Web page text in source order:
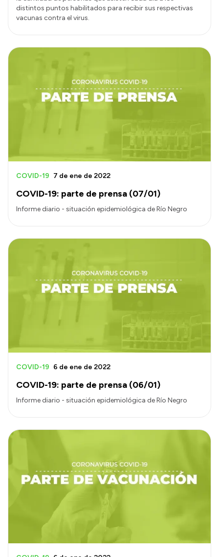
distintos puntos habilitados para recibir sus respectivas
vacunas contra el virus.
COVID-19: parte de prensa (07/01)
COVID-19 7 de ene de 2022
Informe diario - situación epidemiológica de Río Negro
COVID-19: parte de prensa (06/01)
COVID-19 6 de ene de 2022
Informe diario - situación epidemiológica de Río Negro